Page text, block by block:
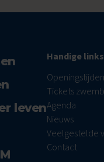
leven
Handige links
Tickets
Agenda
Nieuws
Veelgestelde
Contact